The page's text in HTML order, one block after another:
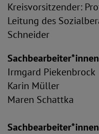
Kreisvorsitzender:
Leitung des
Schneider
Sachbearbeiter*innen
Irmgard Piekenbrock
Karin Müller
Maren Schattka